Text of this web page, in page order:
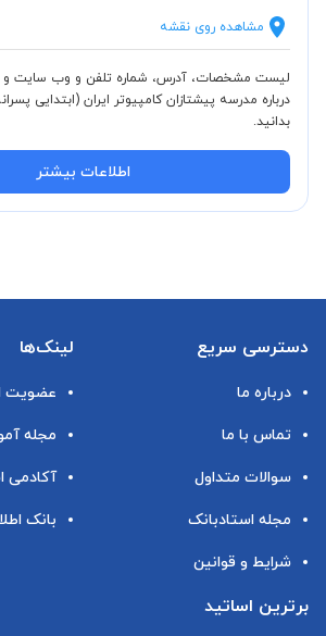
مشاهده روی نقشه
لیست مشخصات، آدرس، شماره تلفن و وب سایت و
درباره مدرسه پیشتازان کامپیوتر ایران (ابتدایی
بدانید.
اطلاعات بیشتر
دسترسی سریع
درباره ما
تماس با ما
سوالات متداول
مجله استادبانک
شرایط و قوانین
لینک‌ها
عضویت
مجله
آکادمی
بانک
برترین اساتید